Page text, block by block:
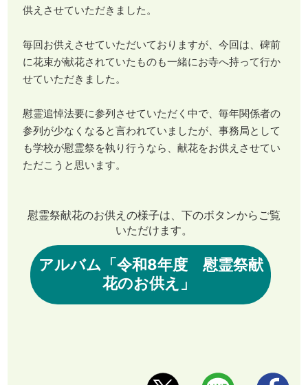
供えさせていただきました。
毎回お供えさせていただいておりますが、今回は、碑前
に花束が献花されていたものも一緒にお寺へ持って行か
せていただきました。
慰霊追悼法要に参列させていただく中で、毎年関係者の
参列が少なくなると言われていましたが、事務局として
も学校が慰霊祭を執り行うなら、献花をお供えさせてい
ただこうと思います。
慰霊祭献花のお供えの様子は、下のボタンからご覧
いただけます。
アルバム「令和8年度 慰霊祭献
花のお供え」